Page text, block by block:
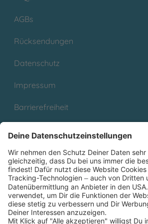
AGBs
Rücksendungen
Datenschutz
Impressum
Barrierefreiheit
Partnerprogramm (Affiliate)
Folge uns auf